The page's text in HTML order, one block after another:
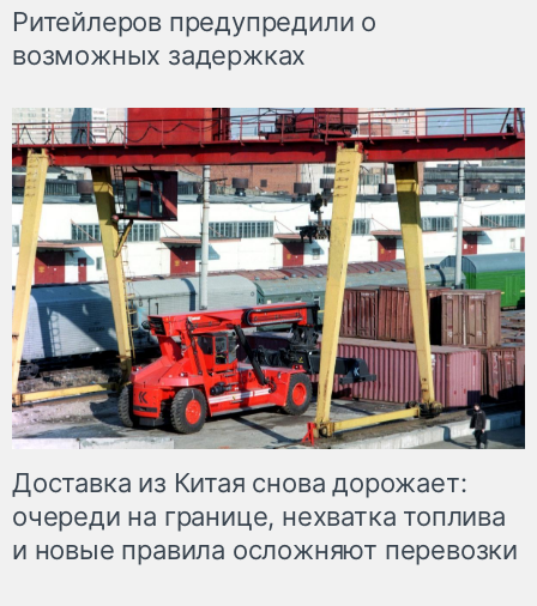
Ритейлеров предупредили о
возможных задержках
Доставка из Китая снова дорожает:
очереди на границе, нехватка топлива
и новые правила осложняют перевозки